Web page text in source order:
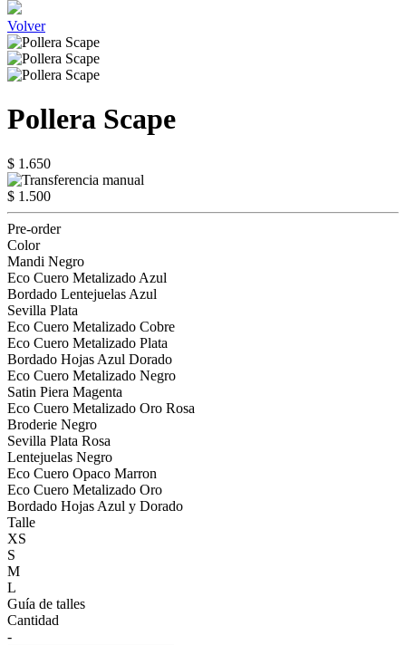
Volver
Pollera Scape
$ 1.650
$ 1.500
Pre-order
Color
Mandi Negro
Eco Cuero Metalizado Azul
Bordado Lentejuelas Azul
Sevilla Plata
Eco Cuero Metalizado Cobre
Eco Cuero Metalizado Plata
Bordado Hojas Azul Dorado
Eco Cuero Metalizado Negro
Satin Piera Magenta
Eco Cuero Metalizado Oro Rosa
Broderie Negro
Sevilla Plata Rosa
Lentejuelas Negro
Eco Cuero Opaco Marron
Eco Cuero Metalizado Oro
Bordado Hojas Azul y Dorado
Talle
XS
S
M
L
Guía de talles
Cantidad
-